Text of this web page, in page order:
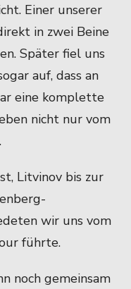
Einer unserer
in zwei Beine
Später fiel uns
auf, dass an
eine komplette
nicht nur vom
Litvinov bis zur
wir uns vom
führte.
noch gemeinsam